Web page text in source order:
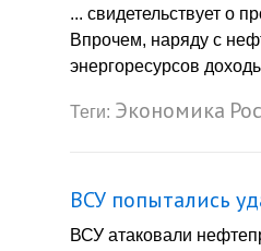
... свидетельствует о
Впрочем, наряду с
энергоресурсов
Теги: Экономика
ВСУ попытались
ВСУ атаковали